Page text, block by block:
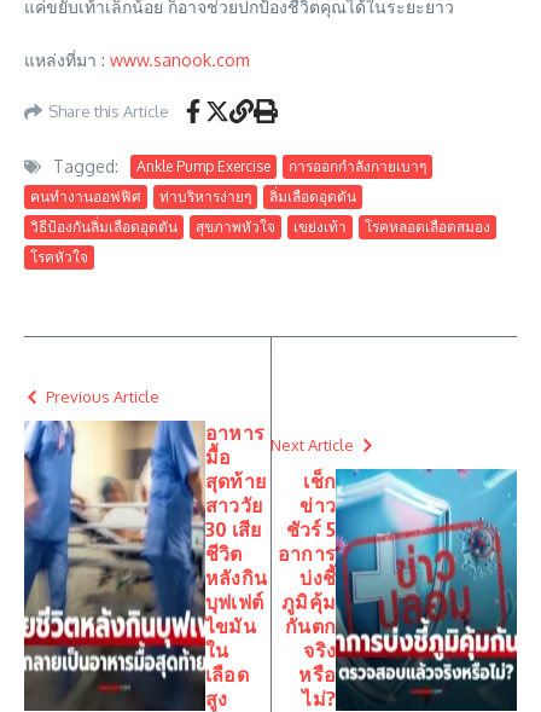
แค่ขยับเท้าเล็กน้อย ก็อาจช่วยปกป้องชีวิตคุณได้ในระยะยาว
แหล่งที่มา : www.sanook.com
Share this Article
Tagged: Ankle Pump Exercise
การออกกำลังกายเบาๆ
คนทำงานออฟฟิศ
ท่าบริหารง่ายๆ
ลิ่มเลือดอุดตัน
วิธีป้องกันลิ่มเลือดอุดตัน
สุขภาพหัวใจ เขย่งเท้า
โรคหลอดเลือดสมอง
โรคหัวใจ
Previous Article
อาหาร
มื้อ
สุดท้าย
สาววัย
30 เสีย
ชีวิต
หลังกิน
บุฟเฟต์
ไขมัน
ใน
เลือด
สูง
Next Article
เช็ก
ข่าว
ชัวร์ 5
อาการ
บ่งชี้
ภูมิคุ้ม
กันตก
จริง
หรือ
ไม่?